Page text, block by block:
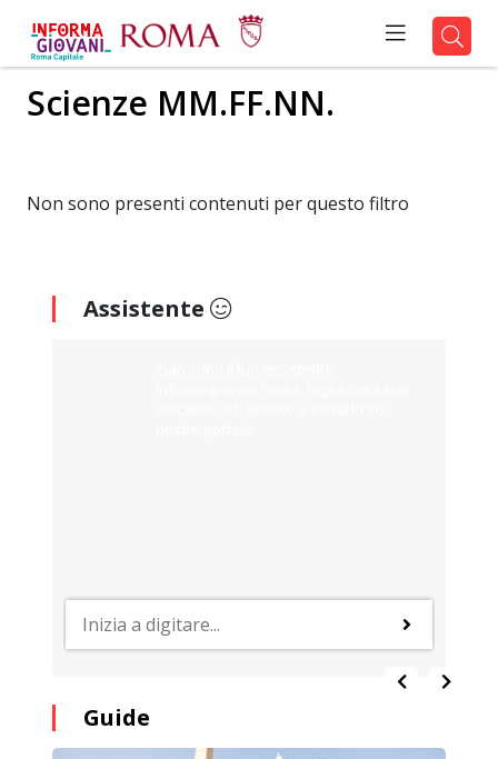
Scienze MM.FF.NN.
Non sono presenti contenuti per questo filtro
Assistente
Guide